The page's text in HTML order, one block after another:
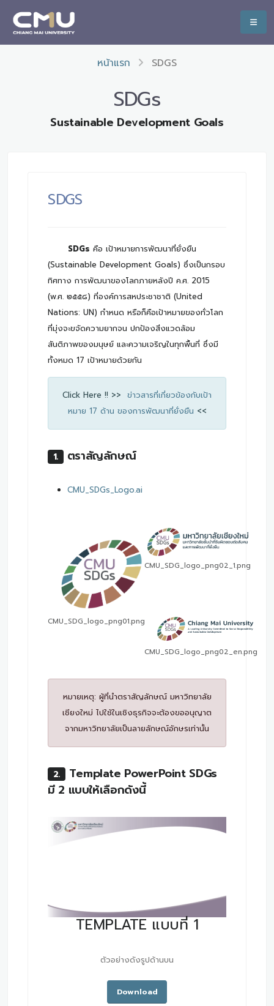
หน้าแรก SDGS
SDGs
Sustainable Development Goals
SDGS
SDGs คือ เป้าหมายการพัฒนาที่ยั่งยืน
(Sustainable Development Goals) ซึ่งเป็นกรอบ
ทิศทาง การพัฒนาของโลกภายหลังปี ค.ศ. 2015
(พ.ศ. ๒๕๕๘) ที่องค์การสหประชาชาติ (United
Nations: UN) กําหนด หรือก็คือเป้าหมายของทั่วโลก
ที่มุ่งจะขจัดความยากจน ปกป้องสิ่งแวดล้อม
สันติภาพของมนุษย์ และความเจริญในทุกพื้นที่ ซึ่งมี
ทั้งหมด 17 เป้าหมายด้วยกัน
Click Here !! >> ข่าวสารที่เกี่ยวข้องกับเป้า
หมาย 17 ด้าน ของการพัฒนาที่ยั่งยืน <<
1. ตราสัญลักษณ์
CMU_SDGs_Logo.ai
CMU_SDG_logo_png01.png
CMU_SDG_logo_png02_1.png
CMU_SDG_logo_png02_en.png
หมายเหตุ: ผู้ที่นำตราสัญลักษณ์ มหาวิทยาลัย
เชียงใหม่ ไปใช้ในเชิงธุรกิจจะต้องขออนุญาต
จากมหาวิทยาลัยเป็นลายลักษณ์อักษรเท่านั้น
2.
Template PowerPoint SDGs
มี 2 แบบให้เลือกดังนี้
TEMPLATE แบบที่ 1
ตัวอย่างดังรูปด้านบน
Download